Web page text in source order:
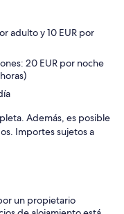
adulto y 10 EUR por
20 EUR por noche
Además, es posible
Importes sujetos a
un propietario